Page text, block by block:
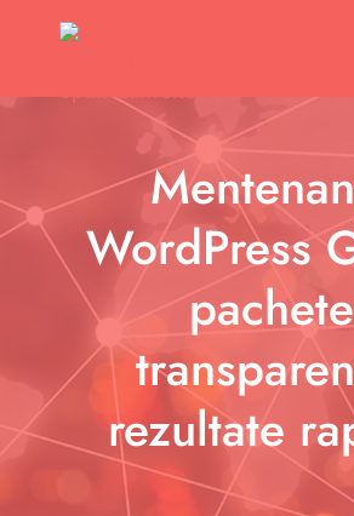
WordPress
pachete
rezultate